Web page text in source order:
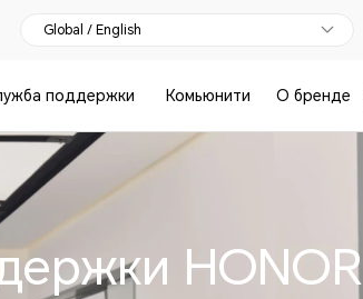
Global / English
поддержки Комьюнити О бренде
HONOR